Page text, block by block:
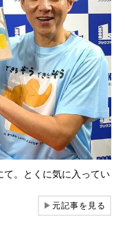
。とくに気に入ってい
▶元記事を見る